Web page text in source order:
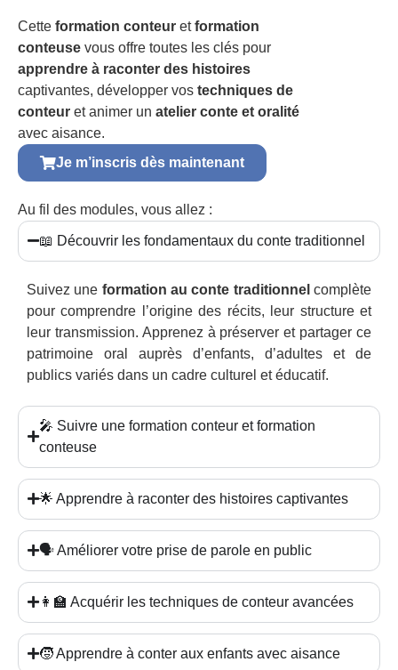
Cette formation conteur etformation
conteuse vous offre toutes les clés pour
apprendre à raconter des histoires
captivantes, développer vos techniques de
conteur et animer un atelier conte et oralité
avec aisance.
Je m’inscris dès maintenant
Au fil des modules, vous allez :
📖 Découvrir les fondamentaux du conte traditionnel
Suivez une formation au conte traditionnel complète
pour comprendre l’origine des récits, leur structure et
leur transmission. Apprenez à préserver et partager ce
patrimoine oral auprès d’enfants, d’adultes et de
publics variés dans un cadre culturel et éducatif.
🎤 Suivre une formation conteur et formation
conteuse
🌟 Apprendre à raconter des histoires captivantes
🗣️ Améliorer votre prise de parole en public
👩‍🏫 Acquérir les techniques de conteur avancées
🧒 Apprendre à conter aux enfants avec aisance